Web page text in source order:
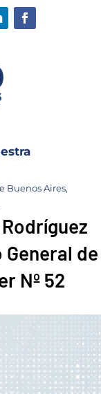
Buenos Aires,
de
Nº 52